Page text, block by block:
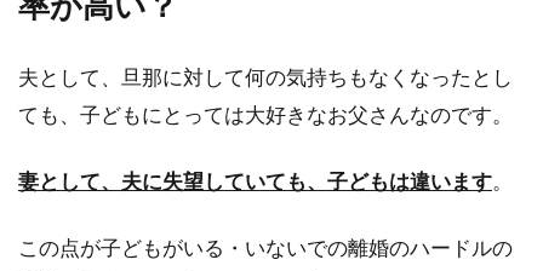
夫として、旦那に対して何の気持ちもなくなったとし
ても、子どもにとっては大好きなお父さんなのです。
妻として、夫に失望していても、子どもは違います。
この点が子どもがいる・いないでの離婚のハードルの